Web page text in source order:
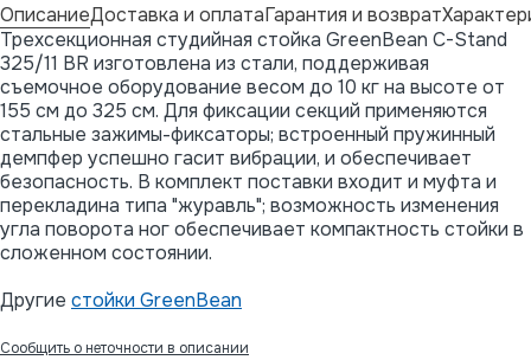
ОписаниеДоставка и оплатаГарантия и возврат
Трехсекционная студийная стойка GreenBean C-Stand
325/11 BR изготовлена из стали, поддерживая
съемочное оборудование весом до 10 кг на высоте от
155 см до 325 см. Для фиксации секций применяются
стальные зажимы-фиксаторы; встроенный пружинный
демпфер успешно гасит вибрации, и обеспечивает
безопасность. В комплект поставки входит и муфта и
перекладина типа "журавль"; возможность изменения
угла поворота ног обеспечивает компактность стойки в
сложенном состоянии.
Другие стойки GreenBean
Сообщить о неточности в описании